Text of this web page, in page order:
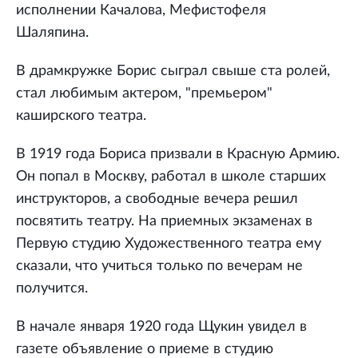
исполнении Качалова, Мефистофеля
Шаляпина.
В драмкружке Борис сыграл свыше ста ролей,
стал любимым актером, "премьером"
каширского театра.
В 1919 года Бориса призвали в Красную Армию.
Он попал в Москву, работал в школе старших
инструкторов, а свободные вечера решил
посвятить театру. На приемных экзаменах в
Первую студию Художественного театра ему
сказали, что учиться только по вечерам не
получится.
В начале января 1920 года Щукин увидел в
газете объявление о приеме в студию